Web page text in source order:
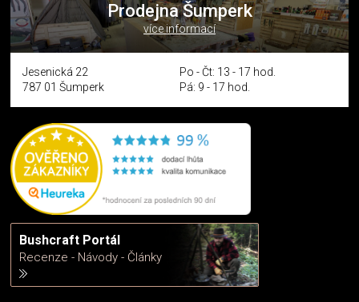
Prodejna Šumperk
více informací
Jesenická 22
787 01 Šumperk
Po - Čt: 13 - 17 hod.
Pá: 9 - 17 hod.
Bushcraft Portál
Recenze - Návody - Články